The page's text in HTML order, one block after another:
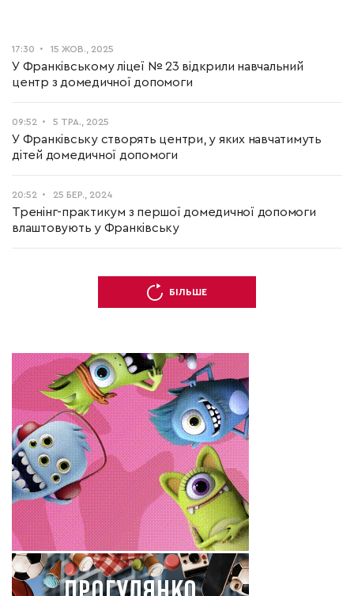
17:30 15 ЖОВ., 2025
У Франківському ліцеї № 23 відкрили навчальний
центр з домедичної допомоги
09:52 5 ТРА., 2025
У Франківську створять центри, у яких навчатимуть
дітей домедичної допомоги
20:52 25 БЕР., 2024
Тренінг-практикум з першої домедичної допомоги
влаштовують у Франківську
БІЛЬШЕ